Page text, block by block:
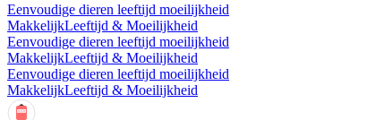
Eenvoudige dieren leeftijd moeilijkheid
MakkelijkLeeftijd & Moeilijkheid
Eenvoudige dieren leeftijd moeilijkheid
MakkelijkLeeftijd & Moeilijkheid
Eenvoudige dieren leeftijd moeilijkheid
MakkelijkLeeftijd & Moeilijkheid